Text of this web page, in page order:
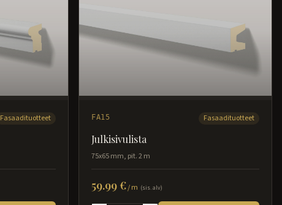
Fasaadituotteet FA15 Fasaadituotteet
Julkisivulista
75x65 mm, pit. 2 m
59.99 €/m (sis. alv)